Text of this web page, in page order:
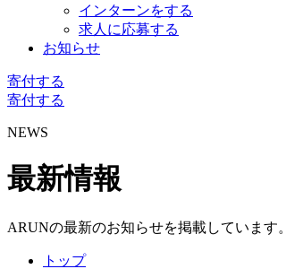
インターンをする
求人に応募する
お知らせ
寄付する
寄付する
NEWS
最新情報
ARUNの最新のお知らせを掲載しています。
トップ